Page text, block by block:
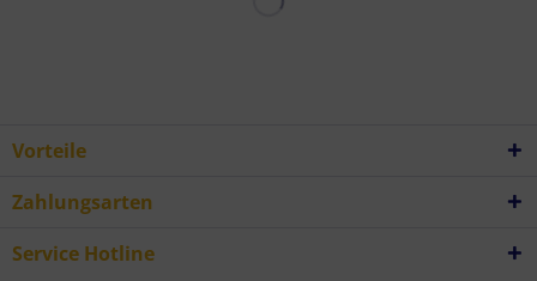
Vorteile
Zahlungsarten
Service Hotline